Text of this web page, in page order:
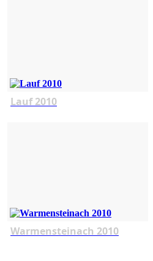
Lauf 2010
Warmensteinach 2010